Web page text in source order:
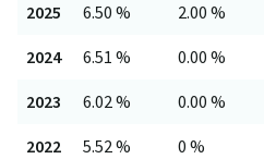
2025 6.50 % 2.00 %
2024 6.51 % 0.00 %
2023 6.02 % 0.00 %
2022 5.52 % 0 %